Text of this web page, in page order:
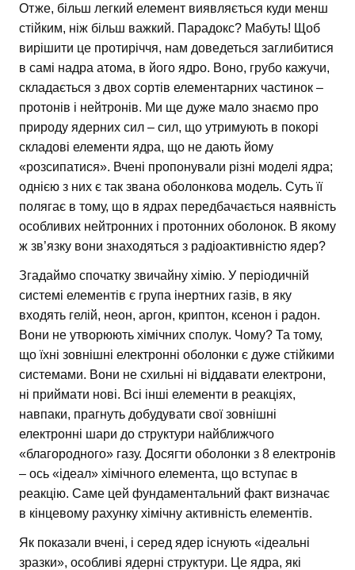
Отже, більш легкий елемент виявляється куди менш
стійким, ніж більш важкий. Парадокс? Мабуть! Щоб
вирішити це протиріччя, нам доведеться заглибитися
в самі надра атома, в його ядро. Воно, грубо кажучи,
складається з двох сортів елементарних частинок –
протонів і нейтронів. Ми ще дуже мало знаємо про
природу ядерних сил – сил, що утримують в покорі
складові елементи ядра, що не дають йому
«розсипатися». Вчені пропонували різні моделі ядра;
однією з них є так звана оболонкова модель. Суть її
полягає в тому, що в ядрах передбачається наявність
особливих нейтронних і протонних оболонок. В якому
ж зв’язку вони знаходяться з радіоактивністю ядер?
Згадаймо спочатку звичайну хімію. У періодичній
системі елементів є група інертних газів, в яку
входять гелій, неон, аргон, криптон, ксенон і радон.
Вони не утворюють хімічних сполук. Чому? Та тому,
що їхні зовнішні електронні оболонки є дуже стійкими
системами. Вони не схильні ні віддавати електрони,
ні приймати нові. Всі інші елементи в реакціях,
навпаки, прагнуть добудувати свої зовнішні
електронні шари до структури найближчого
«благородного» газу. Досягти оболонки з 8 електронів
– ось «ідеал» хімічного елемента, що вступає в
реакцію. Саме цей фундаментальний факт визначає
в кінцевому рахунку хімічну активність елементів.
Як показали вчені, і серед ядер існують «ідеальні
зразки», особливі ядерні структури. Це ядра, які